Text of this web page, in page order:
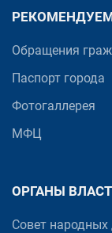
Обращения
Паспорт города
Фотогаллерея
МФЦ
ОРГАНЫ
Совет народных